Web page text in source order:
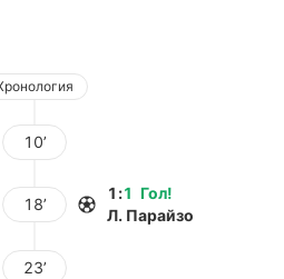
10’
18’
Гол!
1 :1
Л. Парайзо
23’